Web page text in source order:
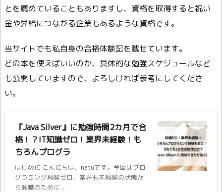
とを薦めていることもありますし、資格を取得すると祝い
金や昇給につながる企業もあるような資格です。
当サイトでも私自身の合格体験記を載せています。
どの本を使えばいいのか、具体的な勉強スケジュールなど
も公開していますので、よろしければ参考にしてくださ
い。
『Java Silver』に勉強時間2カ月で合
格！？IT知識ゼロ！業界未経験！も
ちろんプログラ
はじめに こんにちは、natuです。今回はプロ
グラミング経験ゼロ、業界も未経験の状態か
ら転職のために ...